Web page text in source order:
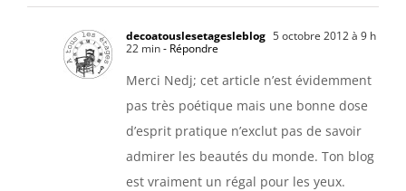
decoatouslesetagesleblog 5 octobre 2012 à 9 h
22 min- Répondre
Merci Nedj; cet article n’est évidemment
pas très poétique mais une bonne dose
d’esprit pratique n’exclut pas de savoir
admirer les beautés du monde. Ton blog
est vraiment un régal pour les yeux.